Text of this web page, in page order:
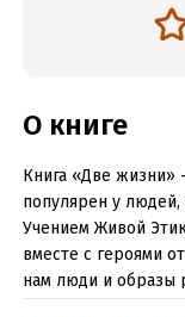
О книге
Книга «Две жизни»
популярен у
Учением Живой
вместе с героями
нам люди и образы